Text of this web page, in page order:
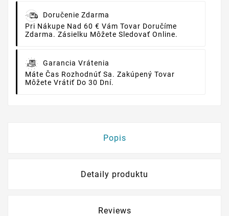
Doručenie Zdarma
Pri Nákupe Nad 60 € Vám Tovar Doručíme
Zdarma. Zásielku Môžete Sledovať Online.
Garancia Vrátenia
Máte Čas Rozhodnúť Sa. Zakúpený Tovar
Môžete Vrátiť Do 30 Dní.
Popis
Detaily produktu
Reviews